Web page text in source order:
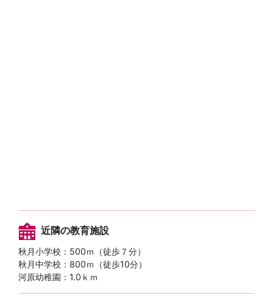
近隣の教育施設
秋月小学校：500ｍ（徒歩７分）
秋月中学校：800ｍ（徒歩10分）
河原幼稚園：1.0ｋｍ